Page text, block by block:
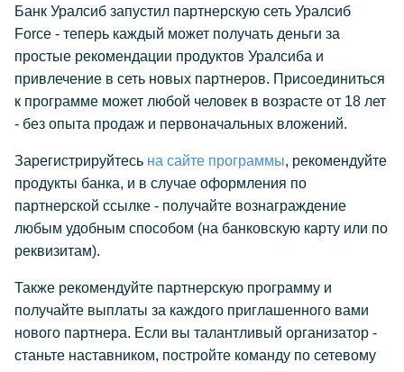
Банк Уралсиб запустил партнерскую сеть Уралсиб
Force - теперь каждый может получать деньги за
простые рекомендации продуктов Уралсиба и
привлечение в сеть новых партнеров. Присоединиться
к программе может любой человек в возрасте от 18 лет
- без опыта продаж и первоначальных вложений.
Зарегистрируйтесь на сайте программы, рекомендуйте
продукты банка, и в случае оформления по
партнерской ссылке - получайте вознаграждение
любым удобным способом (на банковскую карту или по
реквизитам).
Также рекомендуйте партнерскую программу и
получайте выплаты за каждого приглашенного вами
нового партнера. Если вы талантливый организатор -
станьте наставником, постройте команду по сетевому